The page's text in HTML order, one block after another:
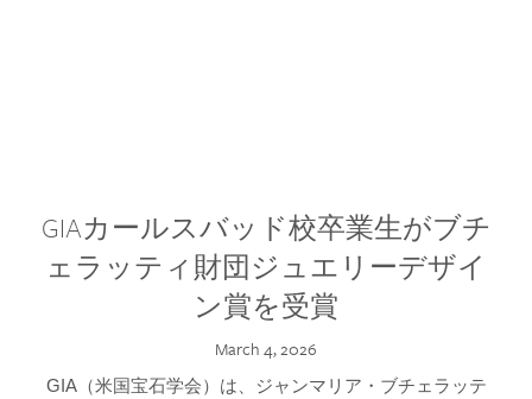
GIAカールスバッド校卒業生がブチ
ェラッティ財団ジュエリーデザイ
ン賞を受賞
March 4, 2026
GIA（米国宝石学会）は、ジャンマリア・ブチェラッテ